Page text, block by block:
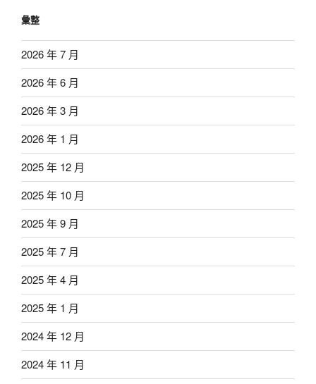
彙整
2026 年 7 月
2026 年 6 月
2026 年 3 月
2026 年 1 月
2025 年 12 月
2025 年 10 月
2025 年 9 月
2025 年 7 月
2025 年 4 月
2025 年 1 月
2024 年 12 月
2024 年 11 月